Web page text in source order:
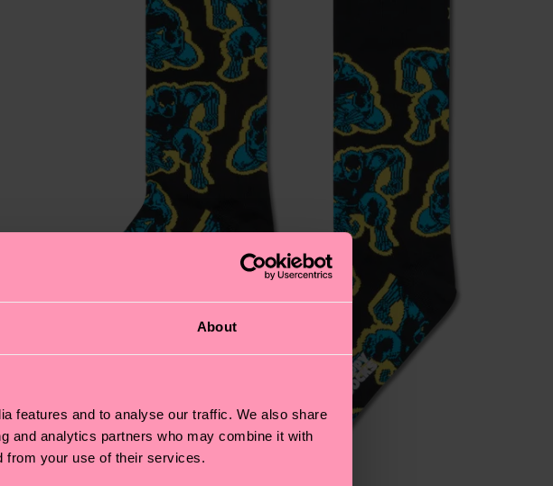
About
features and to analyse our traffic. We also share
and analytics partners who may combine it with
from your use of their services.